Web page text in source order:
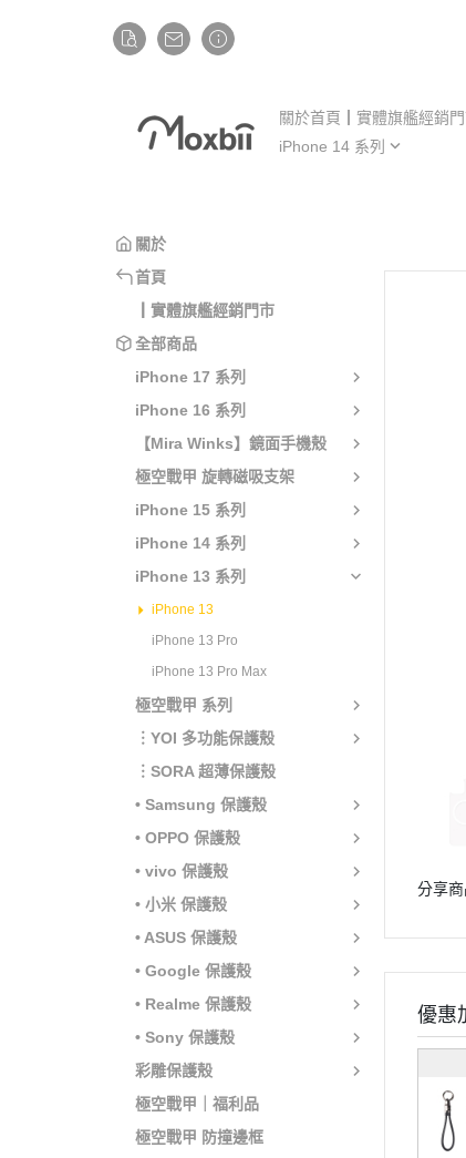
關於首頁 ┃實體旗艦經銷
iPhone 14 系列
關於
首頁
┃實體旗艦經銷門市
全部商品
iPhone 17 系列
iPhone 16 系列
【Mira Winks】鏡面手機殼
極空戰甲 旋轉磁吸支架
iPhone 15 系列
iPhone 14 系列
iPhone 13 系列
iPhone 13
iPhone 13 Pro
iPhone 13 Pro Max
極空戰甲 系列
︙YOI 多功能保護殼
︙SORA 超薄保護殼
• Samsung 保護殼
• OPPO 保護殼
• vivo 保護殼
• 小米 保護殼
• ASUS 保護殼
• Google 保護殼
• Realme 保護殼
• Sony 保護殼
彩雕保護殼
極空戰甲｜福利品
極空戰甲 防撞邊框
分享商
優惠